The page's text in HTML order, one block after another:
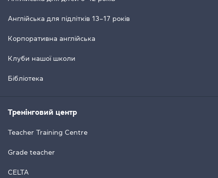
Англійська для підлітків 13–17 років
Корпоративна англійська
Клуби нашої школи
Бібліотека
Тренінговий центр
Teacher Training Centre
Grade teacher
CELTA